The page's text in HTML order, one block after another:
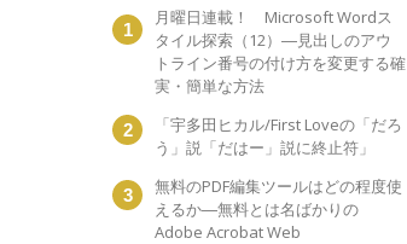
月曜日連載！ Microsoft Wordス
タイル探索（12）―見出しのアウ
トライン番号の付け方を変更する確
実・簡単な方法
「宇多田ヒカル/First Loveの「だろ
う」説「だはー」説に終止符」
無料のPDF編集ツールはどの程度使
えるか―無料とは名ばかりの
Adobe Acrobat Web